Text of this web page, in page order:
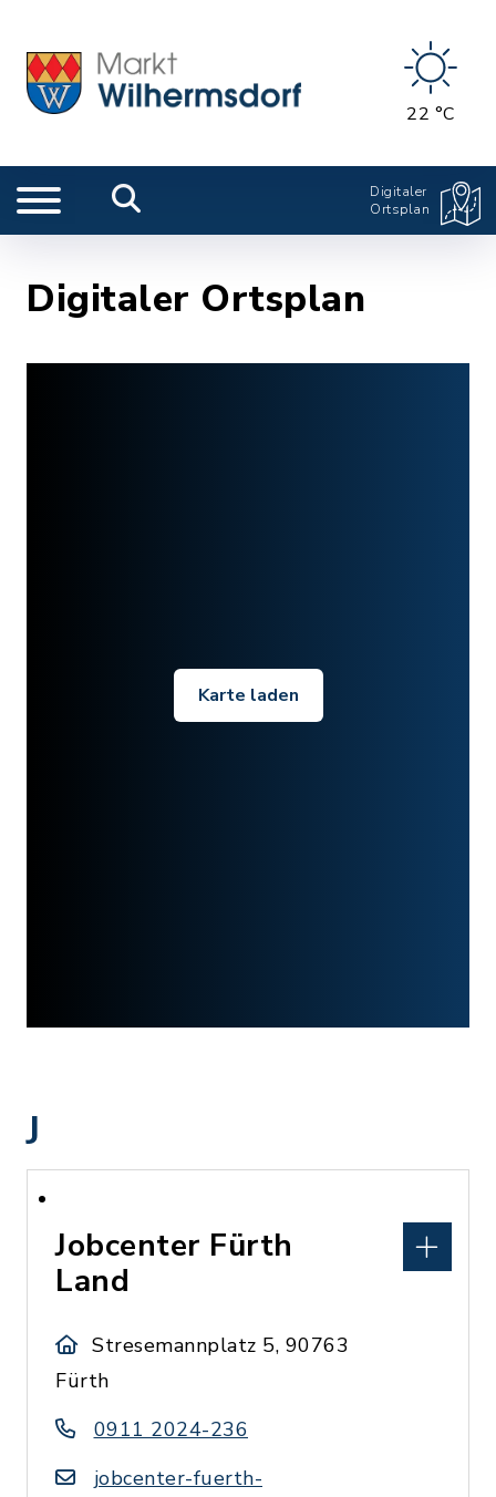
22 °C
Digitaler
Ortsplan
Digitaler Ortsplan
Karte laden
J
Jobcenter Fürth
Land
Stresemannplatz 5, 90763
Fürth
0911 2024-236
jobcenter-fuerth-